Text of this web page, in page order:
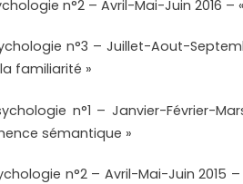
n°2 – Avril-Mai-Juin 2016
n°3 – Juillet-Aout-
familiarité »
n°1 – Janvier-Février-
sémantique »
n°2 – Avril-Mai-Juin